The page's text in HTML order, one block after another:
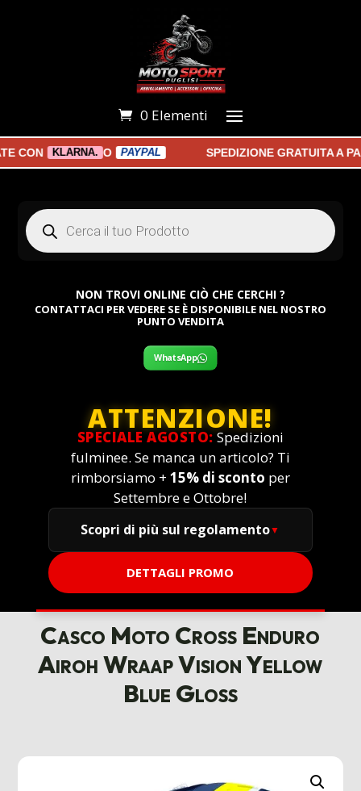
0 Elementi
KLARNA. O PAYPAL SPEDIZIONE GRATUITA A
Products
search
NON TROVI ONLINE CIÒ CHE CERCHI ?
CONTATTACI PER VEDERE SE È DISPONIBILE NEL NOSTRO
PUNTO VENDITA
WhatsApp
ATTENZIONE!
SPECIALE AGOSTO: Spedizioni
fulminee. Se manca un articolo? Ti
rimborsiamo + 15% di sconto per
Settembre e Ottobre!
Scopri di più sul regolamento
DETTAGLI PROMO
Casco Moto Cross Enduro
Airoh Wraap Vision Yellow
Blue Gloss